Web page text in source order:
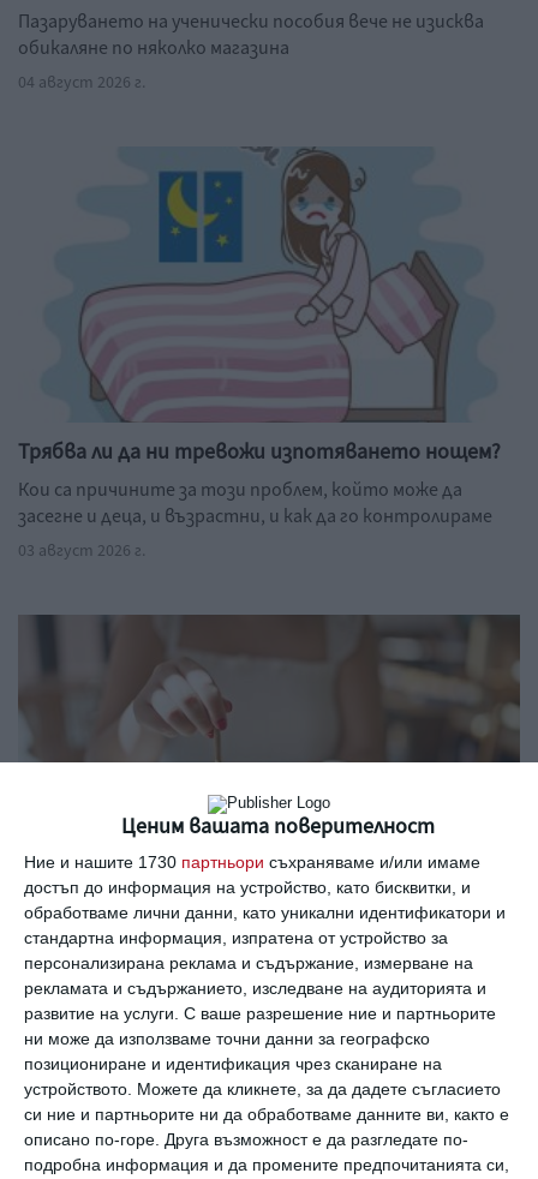
Ценим вашата поверителност
Ние и нашите 1730 партньори съхраняваме и/или имаме
достъп до информация на устройство, като бисквитки, и
обработваме лични данни, като уникални идентификатори и
стандартна информация, изпратена от устройство за
персонализирана реклама и съдържание, измерване на
рекламата и съдържанието, изследване на аудиторията и
развитие на услуги. С ваше разрешение ние и партньорите
ни може да използваме точни данни за географско
позициониране и идентификация чрез сканиране на
устройството. Можете да кликнете, за да дадете съгласието
си ние и партньорите ни да обработваме данните ви, както е
описано по-горе. Друга възможност е да разгледате по-
подробна информация и да промените предпочитанията си,
Пазаруването на ученически пособия вече не изисква
обикаляне по няколко магазина
04 август 2026 г.
Трябва ли да ни тревожи изпотяването нощем?
Кои са причините за този проблем, който може да
засегне и деца, и възрастни, и как да го контролираме
03 август 2026 г.
Как да намалите кофеина в ежедневието
Тялото го елиминира в рамките на 4 до 8 часа. Но в случай
на необходимост е възможно да се действа хитро
02 август 2026 г.